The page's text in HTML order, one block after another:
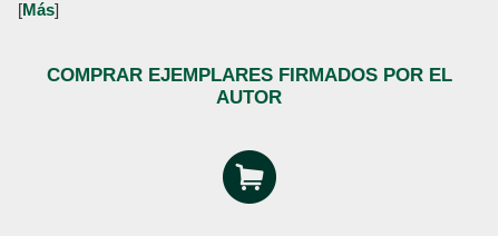
[Más]
COMPRAR EJEMPLARES FIRMADOS POR EL
AUTOR